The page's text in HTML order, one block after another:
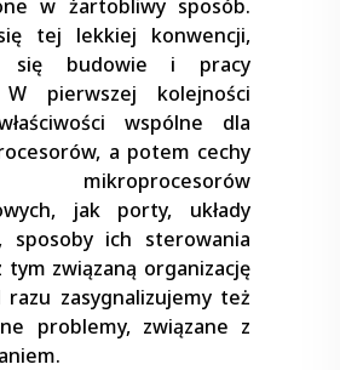
w żartobliwy sposób.
tej lekkiej konwencji,
się budowie i pracy
W pierwszej kolejności
wspólne dla
a potem cechy
mikroprocesorów
jak porty, układy
sposoby ich sterowania
tym związaną organizację
razu zasygnalizujemy też
problemy, związane z